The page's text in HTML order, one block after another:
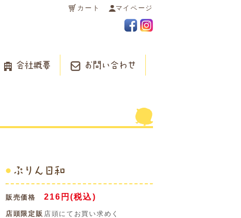
マイページ
カート
会社概要 お問い合わせ
ぷりん日和
販売価格 216円(税込)
店頭限定販 店頭にてお買い求めく